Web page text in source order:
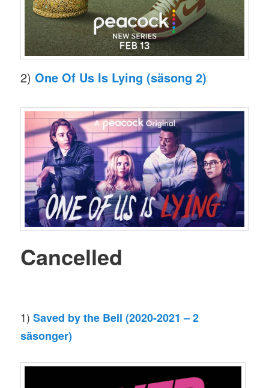
2)One Of Us Is Lying (säsong 2)
Cancelled
1)Saved by the Bell (2020-2021 – 2
säsonger)